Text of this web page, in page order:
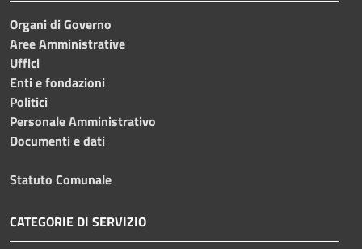
Organi di Governo
Aree Amministrative
Uffici
Enti e fondazioni
Politici
Personale Amministrativo
Documenti e dati
Statuto Comunale
CATEGORIE DI SERVIZIO